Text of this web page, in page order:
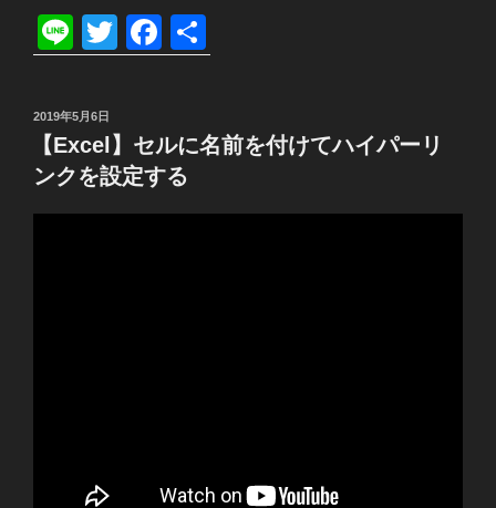
Li
n
e
T
wi
er
F
a
e
b
o
有
投
日:
2019年5月6日
【Excel】セルに名前を付けてハイパーリ
ンクを設定する